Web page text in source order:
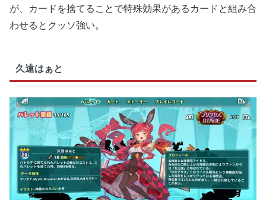
が、カードを捨てることで特殊効果があるカードと組み合
わせるとクッソ強い。
久遠はぁと